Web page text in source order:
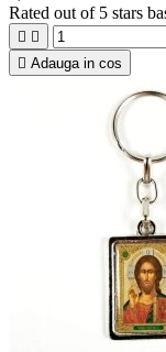
Rated out of 5 stars
 
 Adauga in cos